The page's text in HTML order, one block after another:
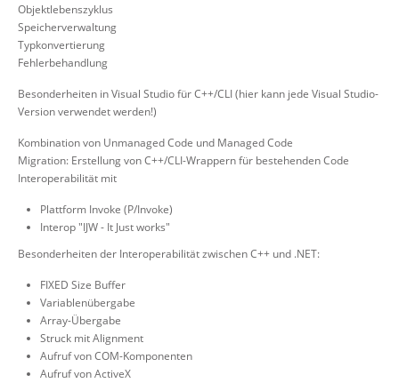
Objektlebenszyklus
Speicherverwaltung
Typkonvertierung
Fehlerbehandlung
Besonderheiten in Visual Studio für C++/CLI (hier kann jede Visual Studio-
Version verwendet werden!)
Kombination von Unmanaged Code und Managed Code
Migration: Erstellung von C++/CLI-Wrappern für bestehenden Code
Interoperabilität mit
Plattform Invoke (P/Invoke)
Interop "IJW - It Just works"
Besonderheiten der Interoperabilität zwischen C++ und .NET:
FIXED Size Buffer
Variablenübergabe
Array-Übergabe
Struck mit Alignment
Aufruf von COM-Komponenten
Aufruf von ActiveX